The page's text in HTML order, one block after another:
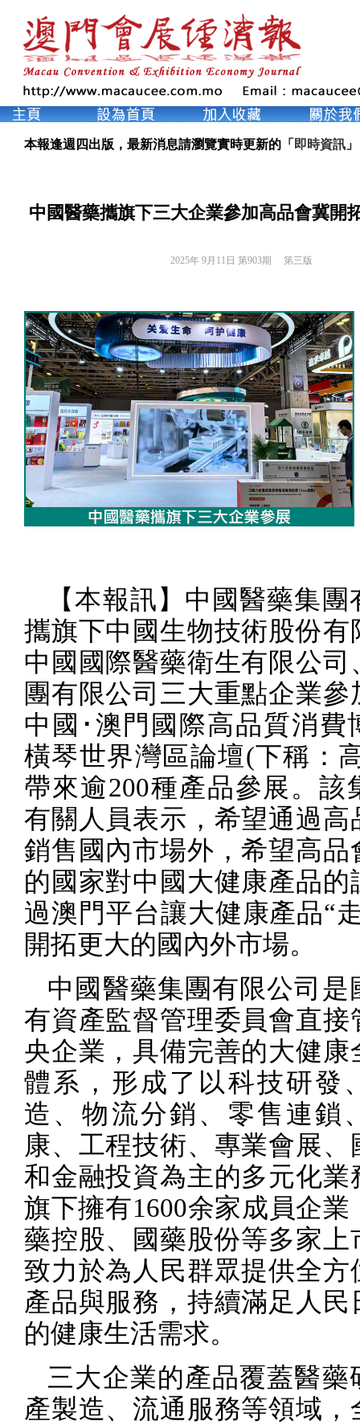
本報逢週四出版，最新消息請瀏覽實時更新的「 即時資訊 」
中國醫藥攜旗下三大企業參加高品會冀開
2025年 9月11日 第903期 第三版
【本報訊】中國醫藥集
攜旗下中國生物技術股份有
中國國際醫藥衛生有限公司
團有限公司三大重點企業參
中國･澳門國際高品質消費
橫琴世界灣區論壇(下稱：
帶來逾200種產品參展。該
有關人員表示，希望通過高
銷售國內市場外，希望高品
的國家對中國大健康產品的
過澳門平台讓大健康產品“
開拓更大的國內外市場。
中國醫藥集團有限公司是
有資產監督管理委員會直接
央企業，具備完善的大健康
體系，形成了以科技研發
造、物流分銷、零售連鎖
康、工程技術、專業會展、
和金融投資為主的多元化業
旗下擁有1600余家成員企業
藥控股、國藥股份等多家上
致力於為人民群眾提供全方
產品與服務，持續滿足人民
的健康生活需求。
三大企業的產品覆蓋醫藥
產製造、流通服務等領域，